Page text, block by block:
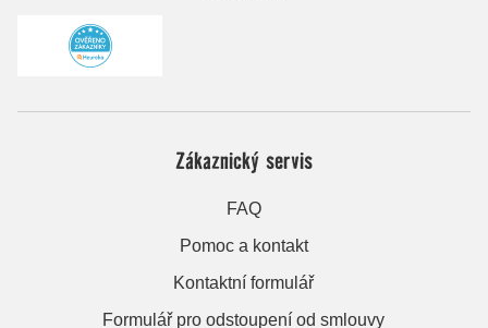
Zákaznický servis
FAQ
Pomoc a kontakt
Kontaktní formulář
Formulář pro odstoupení od smlouvy